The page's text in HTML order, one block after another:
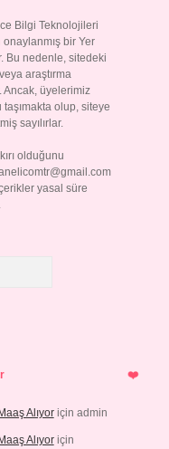
Bilgi Teknolojileri
bir Yer
Bu nedenle, sitedeki
araştırma
Ancak, üyelerimiz
olup, siteye
sayılırlar.
olduğunu
yasal süre
Alıyoriçin admin
Alıyoriçin